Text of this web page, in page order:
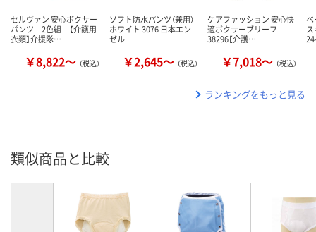
セルヴァン 安心ボクサー
パンツ 2色組 【介護用
衣類】介援隊…
￥8,822～ （税込）
ソフト防水パンツ（兼用）
ホワイト 3076 日本エン
ゼル
￥2,645～ （税込）
ケアファッション 安心快
適ボクサーブリーフ
38296【介護…
￥7,018～ （税込）
ベ
ランキングをもっと見る
類似商品と比較